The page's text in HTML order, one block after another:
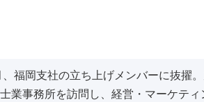
、福岡支社の立ち上げメンバーに抜擢
業事務所を訪問し、経営・マーケテ